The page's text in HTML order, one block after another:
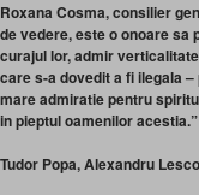
Roxana Cosma, consilier
de vedere, este o onoare
curajul lor, admir
care s-a dovedit a fi ilegala
mare admiratie pentru
in pieptul oamenilor acestia.”
Tudor Popa, Alexandru